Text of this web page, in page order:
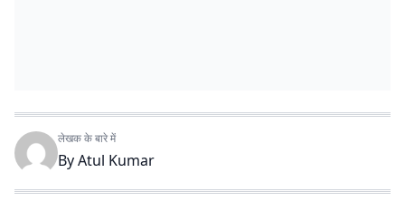
लेखक के बारे में
ByAtul Kumar